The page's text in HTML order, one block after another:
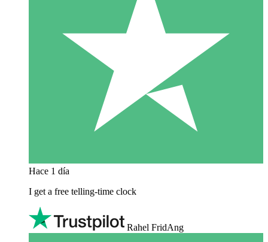
Hace 1 día
I get a free telling-time clock
Rahel FridAng